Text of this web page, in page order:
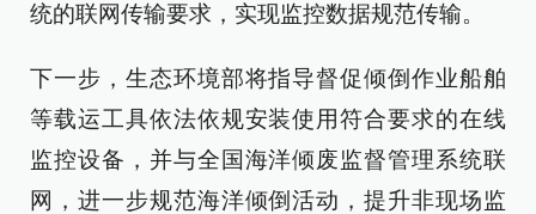
统的联网传输要求，实现监控数据规范传输。
下一步，生态环境部将指导督促倾倒作业船舶
等载运工具依法依规安装使用符合要求的在线
监控设备，并与全国海洋倾废监督管理系统联
网，进一步规范海洋倾倒活动，提升非现场监